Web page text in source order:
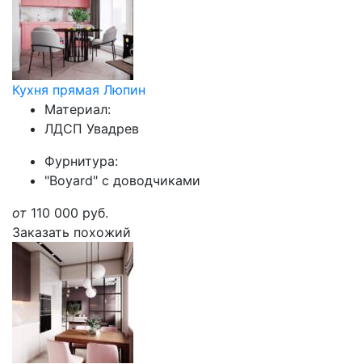
Кухня прямая Люпин
Материал:
ЛДСП Увадрев
Фурнитура:
"Boyard" с доводчиками
от 110 000 руб.
Заказать похожий